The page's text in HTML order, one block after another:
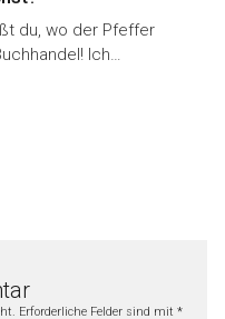
du, wo der Pfeffer
Ich…
Erforderliche Felder sind mit *